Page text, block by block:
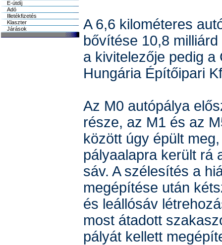
A 6,6 kilométeres
bővítése 10,8
a kivitelezője pedig a
Hungária Építőipari
Az M0 autópálya
része, az M1 és az
között úgy épült
pályaalapra került rá
sáv. A szélesítés a
megépítése után
és leállósáv
most átadott
pályát kellett